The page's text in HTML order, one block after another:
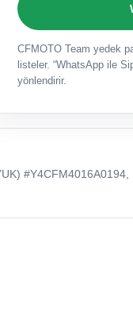
CFMOTO Team yedek
listeler. “WhatsApp ile
yönlendirir.
#Y4CFM4016A0194,